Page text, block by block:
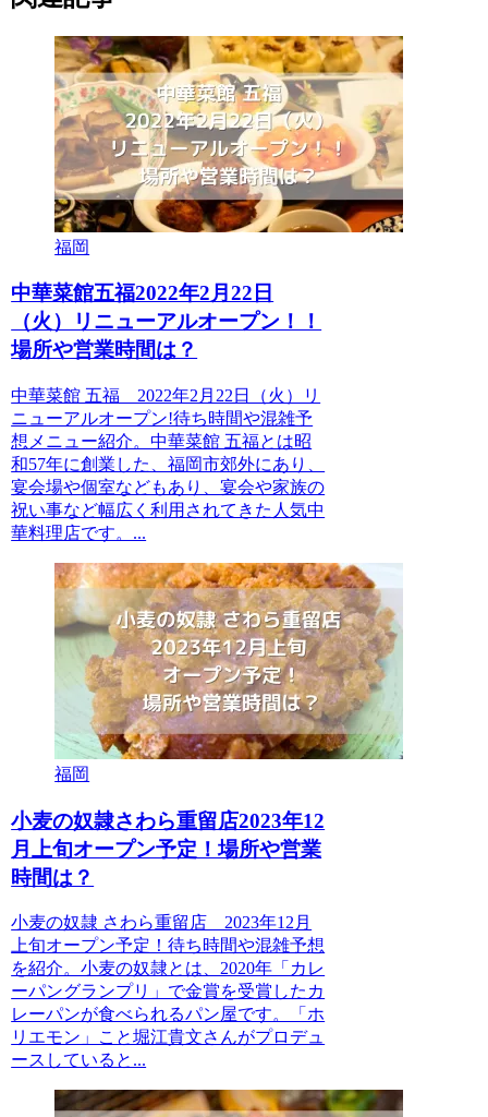
福岡
中華菜館五福2022年2月22日
（火）リニューアルオープン！！
場所や営業時間は？
中華菜館 五福 2022年2月22日（火）リ
ニューアルオープン!待ち時間や混雑予
想メニュー紹介。中華菜館 五福とは昭
和57年に創業した、福岡市郊外にあり、
宴会場や個室などもあり、宴会や家族の
祝い事など幅広く利用されてきた人気中
華料理店です。...
福岡
小麦の奴隷さわら重留店2023年12
月上旬オープン予定！場所や営業
時間は？
小麦の奴隷 さわら重留店 2023年12月
上旬オープン予定！待ち時間や混雑予想
を紹介。小麦の奴隷とは、2020年「カレ
ーパングランプリ」で金賞を受賞したカ
レーパンが食べられるパン屋です。「ホ
リエモン」こと堀江貴文さんがプロデュ
ースしていると...